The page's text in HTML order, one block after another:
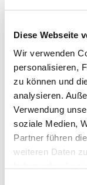
Diese Webseite
Wir verwenden
personalisieren,
zu können und
analysieren.
Verwendung
soziale Medien,
Partner führen
weiteren Daten
44869
Angela